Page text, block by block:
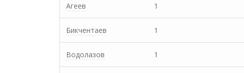
Агеев 1
Бикчентаев 1
Водолазов 1